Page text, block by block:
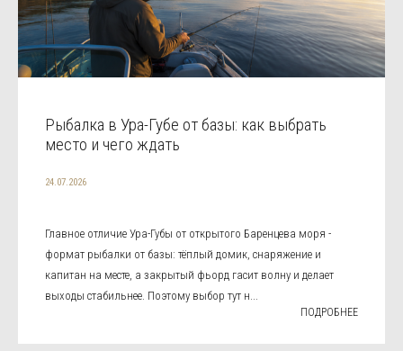
Рыбалка в Ура-Губе от базы: как выбрать
место и чего ждать
24.07.2026
Главное отличие Ура-Губы от открытого Баренцева моря -
формат рыбалки от базы: тёплый домик, снаряжение и
капитан на месте, а закрытый фьорд гасит волну и делает
выходы стабильнее. Поэтому выбор тут н...
ПОДРОБНЕЕ